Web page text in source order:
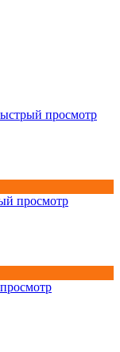
просмотр
просмотр